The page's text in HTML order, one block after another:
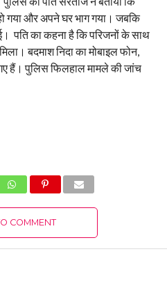
गया और अपने घर भाग गया। जबकि
पति का कहना है कि परिजनों के साथ
बदमाश निदा का मोबाइल फोन,
हैं। पुलिस फिलहाल मामले की जांच
COMMENT